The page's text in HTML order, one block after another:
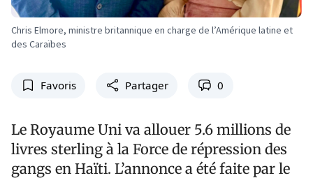
Chris Elmore, ministre britannique en charge de l’Amérique latine et
des Caraïbes
Favoris Partager 0
Le Royaume Uni va allouer 5.6 millions de
livres sterling à la Force de répression des
gangs en Haïti. L’annonce a été faite par le